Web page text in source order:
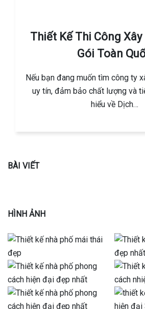
Thiết Kế Thi Công
Gói Toàn
Nếu bạn đang muốn tìm công ty
uy tín, đảm bảo chất lượng và
hiểu về Dịch…
BÀI VIẾT
HÌNH ẢNH